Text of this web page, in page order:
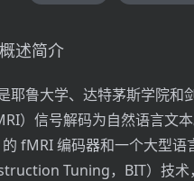
述简介
耶鲁大学、达特茅斯学院和
）信号解码为自然语言文
fMRI 编码器和一个大型语
Tuning，BIT）技